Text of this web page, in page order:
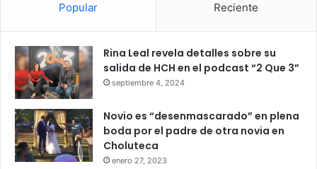
Popular Reciente
Rina Leal revela detalles sobre su
salida de HCH en el podcast “2 Que 3”
septiembre 4, 2024
Novio es “desenmascarado” en plena
boda por el padre de otra novia en
Choluteca
enero 27, 2023